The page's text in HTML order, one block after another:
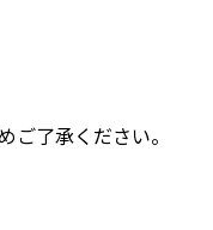
了承ください。